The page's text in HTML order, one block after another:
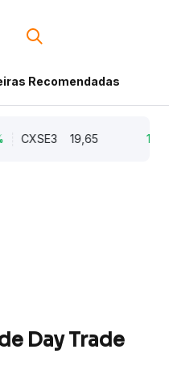
Recomendadas
CXSE3 19,65
Day Trade